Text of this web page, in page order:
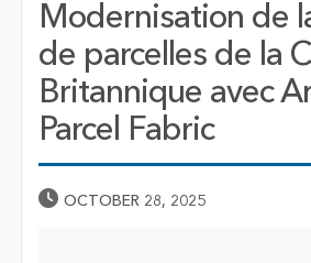
Modernisation de
de parcelles de la
Britannique avec
Parcel Fabric
Published Date
OCTOBER 28, 2025